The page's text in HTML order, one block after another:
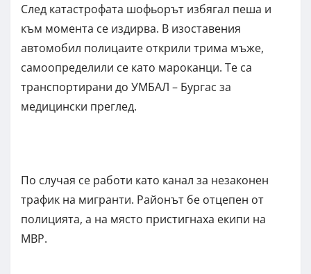
След катастрофата шофьорът избягал пеша и
към момента се издирва. В изоставения
автомобил полицаите открили трима мъже,
самоопределили се като мароканци. Те са
транспортирани до УМБАЛ – Бургас за
медицински преглед.
По случая се работи като канал за незаконен
трафик на мигранти. Районът бе отцепен от
полицията, а на място пристигнаха екипи на
МВР.